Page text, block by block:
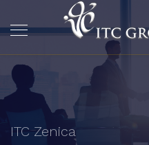
ITC Zenica